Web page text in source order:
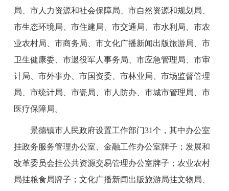
局、市人力资源和社会保障局、市自然资源和规划 局、
市生态环境局、 市住建局、市交通局、市水利 局、市农
业农村局、市商务局、市文化广播新闻出版旅游局、市
卫生健康委、 市退役军人事务局、市应急管理局、 市审
计局、市外事办、 市国资委、市林业局、 市场监督管理
局
市统计局、市瓷局、 市人防办、 市城市管理局
市
医疗保障局。
景德镇市人民政府设置工作部门31个，其中办公室
挂政务服务管理办公室、金融工作办公室牌子；发展和
改革委员会挂公共资源交易管理办公室牌子；农业农村
局挂粮食局牌子； 文化广播新闻出版旅游局挂文物局、